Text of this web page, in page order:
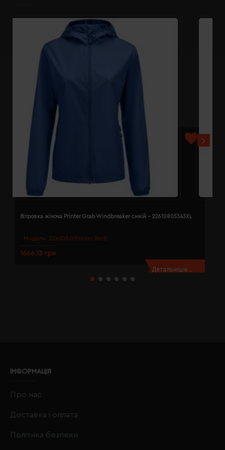
Модель: 2261080(Printer Red)
Вітровка жіноча Printer Grab Windbreaker синій - 22610805343XL
1666.13 грн
Детальніше...
ІНФОРМАЦІЯ
Про нас
Доставка і оплата
Політика безпеки